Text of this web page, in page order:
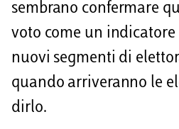
sembrano confermare
voto come un indicatore
nuovi segmenti di
quando arriveranno le
dirlo.